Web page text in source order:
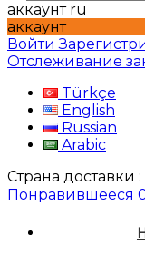
аккаунт ru
аккаунт
Войти
Отслеживание
Türkçe
English
Russian
Arabic
Страна доставки :
Понравившееся